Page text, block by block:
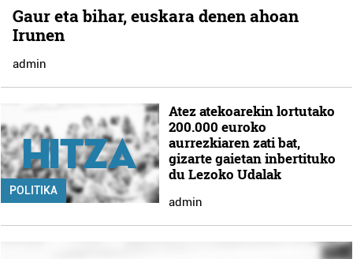
Gaur eta bihar, euskara denen ahoan
Irunen
admin
POLITIKA
Atez atekoarekin lortutako
200.000 euroko
aurrezkiaren zati bat,
gizarte gaietan inbertituko
du Lezoko Udalak
admin